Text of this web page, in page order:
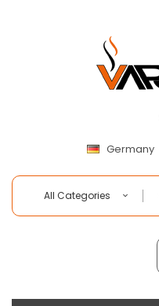
Germany
All Categories